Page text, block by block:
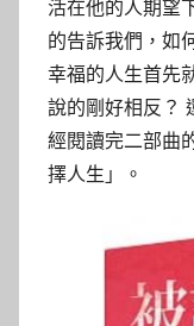
活在他的人期望
的告訴我們，如
幸福的人生首先
說的剛好相反？
經閱讀完二部曲
擇人生」。